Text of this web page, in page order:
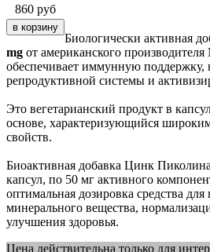
860 руб
Биологически активная
mg от американского
обеспечивает иммунную поддержку,
репродуктивной системы и
Это вегетарианский продукт в
основе, характеризующийся
свойств.
Биоактивная добавка Цинк
капсул, по 50 мг активного
оптимальная дозировка средства для
минерального вещества,
улучшения здоровья.
Цена действительна только для